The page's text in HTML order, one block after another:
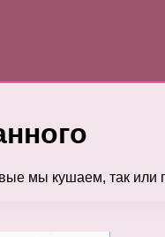
мы кушаем, так